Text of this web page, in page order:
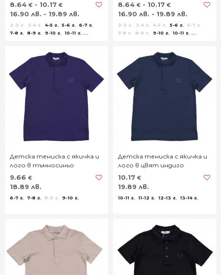
8.64 € - 10.17 €
16.90 лв. - 19.89 лв.
2-3 г. 3-4 г. 4-5 г. 5-6 г.
6-7 г.
7-8 г.
8-9 г. 9-10 г.
10-11 г.
8.64 € - 10.17 €
16.90 лв. - 19.89 лв.
2-3 г. 3-4 г. 4-5 г. 5-6 г.
6-7 г.
7-8 г.
8-9 г. 9-10 г.
10-11 г.
Детска тениска с якичка и
лого в тъмносиньо
9.66 €
18.89 лв.
6-7 г. 7-8 г. 8-9 г. 9-10 г.
Детска тениска с якичка и
лого в цвят индиго
10.17 €
19.89 лв.
10-11 г. 11-12 г. 12-13 г. 13-14 г.